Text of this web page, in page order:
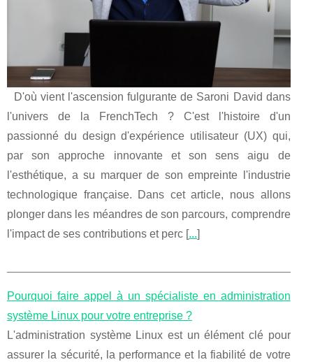
D'où vient l'ascension fulgurante de Saroni David dans
l'univers de la FrenchTech ? C'est l'histoire d'un
passionné du design d'expérience utilisateur (UX) qui,
par son approche innovante et son sens aigu de
l'esthétique, a su marquer de son empreinte l'industrie
technologique française. Dans cet article, nous allons
plonger dans les méandres de son parcours, comprendre
l'impact de ses contributions et perc [...]
Pourquoi faire appel à un spécialiste en administration
système Linux pour votre entreprise ?
L'administration système Linux est un élément clé pour
assurer la sécurité, la performance et la fiabilité de votre